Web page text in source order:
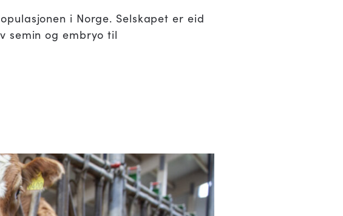
i Norge. Selskapet er eid
semin og embryo til